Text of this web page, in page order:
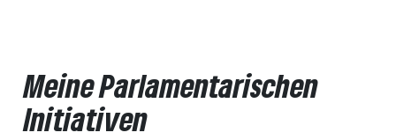
Meine Parlamentarischen
Initiativen